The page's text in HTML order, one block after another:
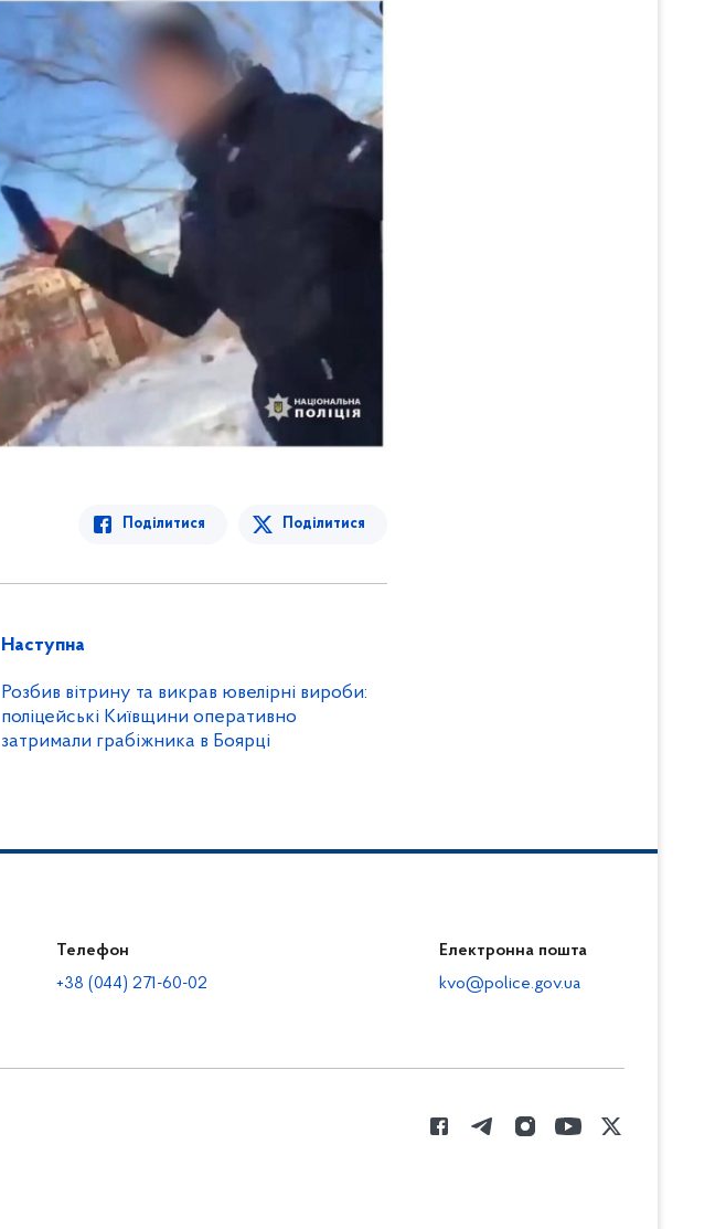
Поділитися Поділитися
Наступна
Розбив вітрину та викрав ювелірні вироби:
поліцейські Київщини оперативно
затримали грабіжника в Боярці
Телефон
+38 (044) 271-60-02
Електронна пошта
kvo@police.gov.ua